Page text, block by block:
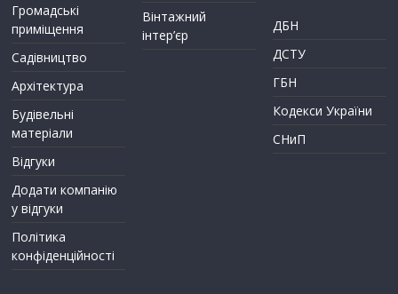
Громадські
приміщення
Садівництво
Архітектура
Будівельні
матеріали
Відгуки
Додати компанію
у відгуки
Політика
конфіденційності
Вінтажний
інтер’єр
ДБН
ДСТУ
ГБН
Кодекси України
СНиП